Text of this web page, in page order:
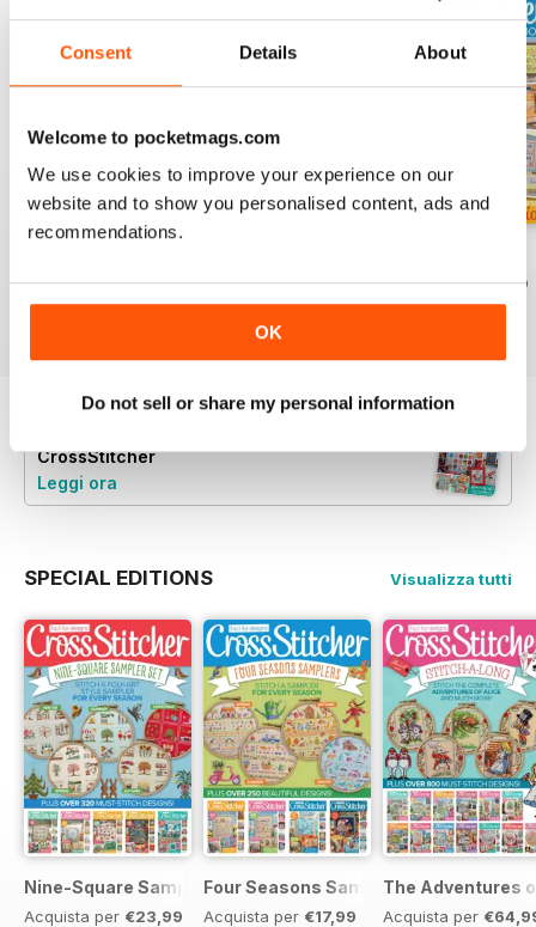
Consent Details About
Welcome to pocketmags.com
We use cookies to improve your experience on our
website and to show you personalised content, ads and
recommendations.
OK
Do not sell or share my personal information
Acquista per€7,99
Acquista per€7,99
Acquista per€7,99
CrossStitcher
Leggi ora
SPECIAL EDITIONS Visualizza tutti
Nine-Square Sampler Set
Acquista per €23,99
Four Seasons Samplers
Acquista per €17,99
The Adventures
Acquista per